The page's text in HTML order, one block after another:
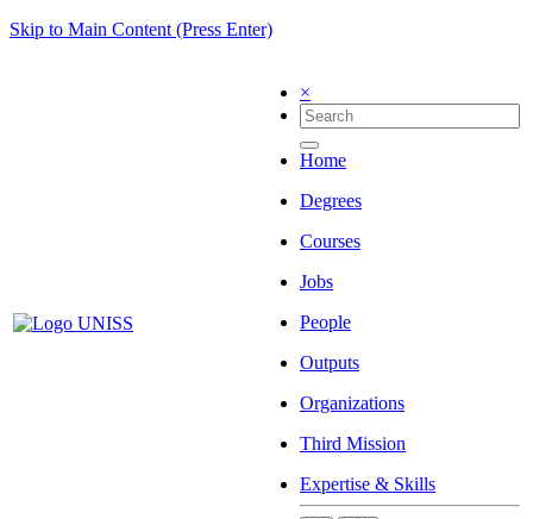
Skip to Main Content (Press Enter)
×
Home
Degrees
Courses
Jobs
People
Outputs
Organizations
Third Mission
Expertise & Skills